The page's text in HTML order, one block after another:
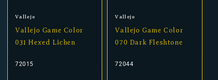
Anbieter:
Vallejo
Vallejo Game Color
031 Hexed Lichen
72015
Anbieter:
Vallejo
Vallejo Game Color
070 Dark Fleshtone
72044